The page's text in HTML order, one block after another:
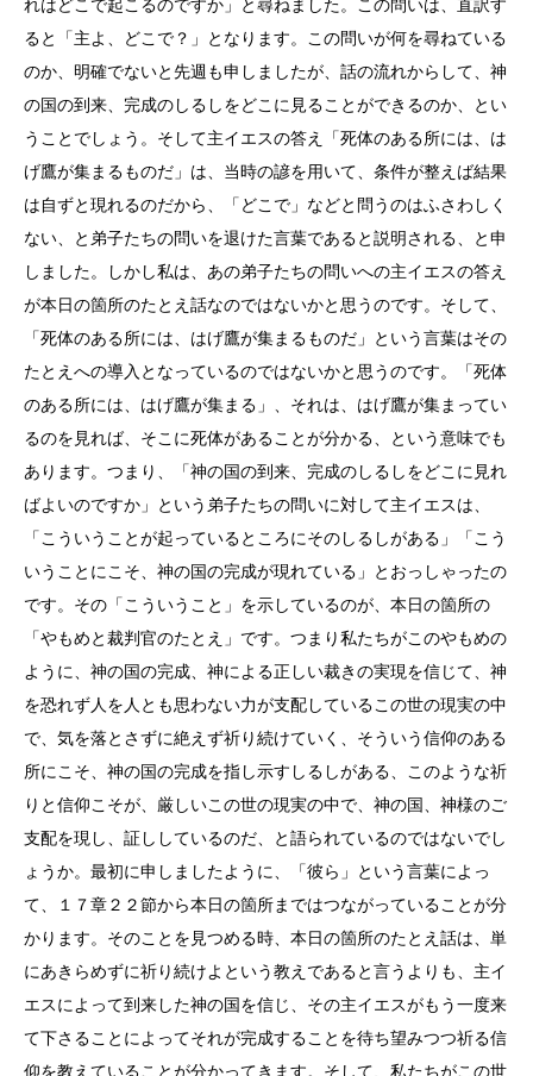
れはどこで起こるのですか」と尋ねました。この問いは、直訳す
ると「主よ、どこで？」となります。この問いが何を尋ねている
のか、明確でないと先週も申しましたが、話の流れからして、神
の国の到来、完成のしるしをどこに見ることができるのか、とい
うことでしょう。そして主イエスの答え「死体のある所には、は
げ鷹が集まるものだ」は、当時の諺を用いて、条件が整えば結果
は自ずと現れるのだから、「どこで」などと問うのはふさわしく
ない、と弟子たちの問いを退けた言葉であると説明される、と申
しました。しかし私は、あの弟子たちの問いへの主イエスの答え
が本日の箇所のたとえ話なのではないかと思うのです。そして、
「死体のある所には、はげ鷹が集まるものだ」という言葉はその
たとえへの導入となっているのではないかと思うのです。「死体
のある所には、はげ鷹が集まる」、それは、はげ鷹が集まってい
るのを見れば、そこに死体があることが分かる、という意味でも
あります。つまり、「神の国の到来、完成のしるしをどこに見れ
ばよいのですか」という弟子たちの問いに対して主イエスは、
「こういうことが起っているところにそのしるしがある」「こう
いうことにこそ、神の国の完成が現れている」とおっしゃったの
です。その「こういうこと」を示しているのが、本日の箇所の
「やもめと裁判官のたとえ」です。つまり私たちがこのやもめの
ように、神の国の完成、神による正しい裁きの実現を信じて、神
を恐れず人を人とも思わない力が支配しているこの世の現実の中
で、気を落とさずに絶えず祈り続けていく、そういう信仰のある
所にこそ、神の国の完成を指し示すしるしがある、このような祈
りと信仰こそが、厳しいこの世の現実の中で、神の国、神様のご
支配を現し、証ししているのだ、と語られているのではないでし
ょうか。最初に申しましたように、「彼ら」という言葉によっ
て、１７章２２節から本日の箇所まではつながっていることが分
かります。そのことを見つめる時、本日の箇所のたとえ話は、単
にあきらめずに祈り続けよという教えであると言うよりも、主イ
エスによって到来した神の国を信じ、その主イエスがもう一度来
て下さることによってそれが完成することを待ち望みつつ祈る信
仰を教えていることが分かってきます。そして、私たちがこの世